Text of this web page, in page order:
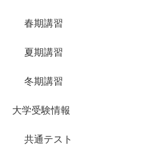
春期講習
夏期講習
冬期講習
大学受験情報
共通テスト